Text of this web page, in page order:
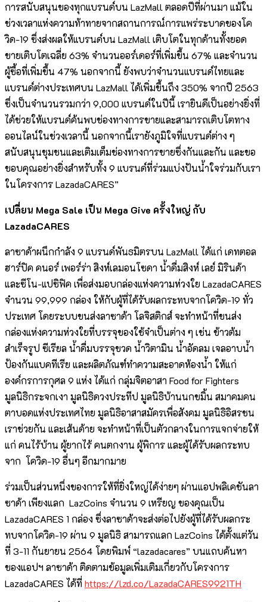
การสนับสนุนของทุกแบรนด์บน LazMall ตลอดปีที่ผ่านมา แม้ใน
ช่วงเวลาแห่งความท้าทายจากสถานการณ์การแพร่ระบาดของโค
วิด-19 ซึ่งส่งผลให้แบรนด์บน LazMall เติบโตในทุกด้านทั้งยอด
ขายเติบโตเฉลี่ย 63% จำนวนออร์เดอร์ที่เพิ่มขึ้น 67% และจำนวน
ผู้ซื้อที่เพิ่มขึ้น 47% นอกจากนี้ ยังพบว่าจำนวนแบรนด์ไทยและ
แบรนด์ต่างประเทศบน LazMall ได้เพิ่มขึ้นถึง 350% จากปี 2563
ซึ่งเป็นจำนวนรวมกว่า 9,000 แบรนด์ในปีนี้ เรายินดีเป็นอย่างยิ่งที่
ได้ช่วยให้แบรนด์ค้นพบช่องทางการขายและสามารถเติบโตทาง
ออนไลน์ในช่วงเวลานี้ นอกจากนี้เรายังภูมิใจที่แบรนด์ต่าง ๆ
สนับสนุนชุมชนและเติมเต็มช่องทางการขายซึ่งกันและกัน และขอ
ขอบคุณอย่างยิ่งสำหรับทั้ง 9 แบรนด์ที่ร่วมแบ่งปันน้ำใจร่วมกับเรา
ในโครงการ LazadaCARES”
เปลี่ยน Mega Sale เป็น Mega Give ครั้งใหญ่ กับ
LazadaCARES
ลาซาด้าผนึกกำลัง 9 แบรนด์พันธมิตรบน LazMall ได้แก่ เดทตอล
ฮาร์ปิค คนอร์ เพอร์ร่า สิงห์เลมอนโซดา น้ำดื่มสิงห์ เลย์ มิรินด้า
และซีโน-แปซิฟิค เพื่อส่งมอบกล่องแห่งความห่วงใย LazadaCARES
จำนวน 99,999 กล่อง ให้กับผู้ที่ได้รับผลกระทบจากโควิด-19 ทั่ว
ประเทศ โดยระบบขนส่งลาซาด้า โลจิสติกส์ จะทำหน้าที่ขนส่ง
กล่องแห่งความห่วงใยที่บรรจุของใช้จำเป็นต่าง ๆ เช่น ข้าวต้ม
สำเร็จรูป ซีเรียล น้ำดื่มบรรจุขวด น้ำวิตามิน น้ำอัดลม เจลอาบน้ำ
ป้องกันแบคทีเรีย และผลิตภัณฑ์ทำความสะอาดห้องน้ำ ให้แก่
องค์กรการกุศล 9 แห่ง ได้แก่ กลุ่มจิตอาสา Food for Fighters
มูลนิธิกระจกเงา มูลนิธิดวงประทีป มูลนิธิบ้านนกขมิ้น สมาคมคน
ตาบอดแห่งประเทศไทย มูลนิธิอาสาสมัครเพื่อสังคม มูลนิธิอิสรชน
เราช่วยกัน และเส้นด้าย จะทำหน้าที่เป็นตัวกลางในการแจกจ่ายให้
แก่ คนไร้บ้าน ผู้ยากไร้ คนตกงาน ผู้พิการ และผู้ได้รับผลกระทบ
จาก โควิด-19 อื่นๆ อีกมากมาย
ร่วมเป็นส่วนหนึ่งของการให้ที่ยิ่งใหญ่ได้ง่ายๆ ผ่านแอปพลิเคชันลา
ซาด้า เพียงแลก LazCoins จำนวน 9 เหรียญ ของคุณเป็น
LazadaCARES 1 กล่อง ซึ่งลาซาด้าจะส่งต่อไปยังผู้ที่ได้รับผลกระ
ทบจากโควิด-19 ผ่าน 9 มูลนิธิ สามารถแลก LazCoins ได้ตั้งแต่วัน
ที่ 3-11 กันยายน 2564 โดยพิมพ์ “lazadacares” บนแถบค้นหา
ของแอปฯ ลาซาด้า ติดตามข้อมูลเพิ่มเติมเกี่ยวกับโครงการ
LazadaCARES ได้ที่https://lzd.co/LazadaCARES9921TH